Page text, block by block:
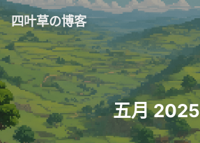
四叶草の博客
五月 2025